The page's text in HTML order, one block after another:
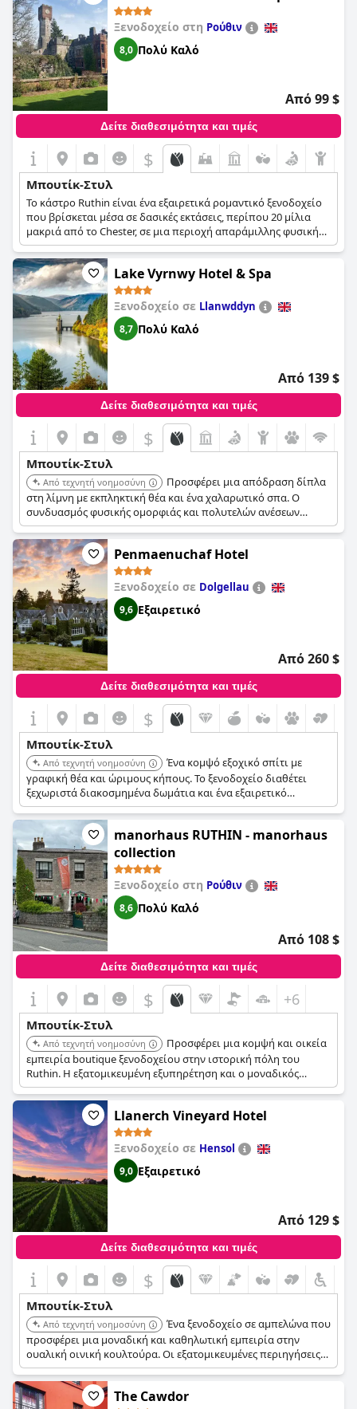
Ξενοδοχείο στη Ρούθιν
8,0 Πολύ Καλό
Από 99 $
Δείτε διαθεσιμότητα και τιμές
$
Μπουτίκ-Στυλ
Το κάστρο Ruthin είναι ένα εξαιρετικά ρομαντικό ξενοδοχείο
που βρίσκεται μέσα σε δασικές εκτάσεις, περίπου 20 μίλια
μακριά από το Chester, σε μια περιοχή απαράμιλλης φυσικής
ομορφιάς.
Lake Vyrnwy Hotel & Spa
Ξενοδοχείο σε Llanwddyn
8,7 Πολύ Καλό
Από 139 $
Δείτε διαθεσιμότητα και τιμές
$
Μπουτίκ-Στυλ
Από τεχνητή νοημοσύνη
Προσφέρει μια απόδραση δίπλα
στη λίμνη με εκπληκτική θέα και ένα χαλαρωτικό σπα. Ο
συνδυασμός φυσικής ομορφιάς και πολυτελών ανέσεων
δημιουργεί μια εξατομικευμένη και ήρεμη εμπειρία.
Penmaenuchaf Hotel
Ξενοδοχείο σε Dolgellau
9,6 Εξαιρετικό
Από 260 $
Δείτε διαθεσιμότητα και τιμές
$
Μπουτίκ-Στυλ
Από τεχνητή νοημοσύνη
Ένα κομψό εξοχικό σπίτι με
γραφική θέα και ώριμους κήπους. Το ξενοδοχείο διαθέτει
ξεχωριστά διακοσμημένα δωμάτια και ένα εξαιρετικό
εστιατόριο, προσφέροντας μια κομψή και εξατομικευμένη
διαμονή. Η προσοχή στη λεπτομέρεια και η ποιότητα των
υπηρεσιών είναι εξαιρετικές.manorhaus RUTHIN - manorhaus
collection
Ξενοδοχείο στη Ρούθιν
8,6 Πολύ Καλό
Από 108 $
Δείτε διαθεσιμότητα και τιμές
$ +6
Μπουτίκ-Στυλ
Από τεχνητή νοημοσύνη
Προσφέρει μια κομψή και οικεία
εμπειρία boutique ξενοδοχείου στην ιστορική πόλη του
Ruthin. Η εξατομικευμένη εξυπηρέτηση και ο μοναδικός
σχεδιασμός δημιουργούν μια αξέχαστη και εκλεπτυσμένη
διαμονή.
Llanerch Vineyard Hotel
Ξενοδοχείο σε Hensol
9,0 Εξαιρετικό
Από 129 $
Δείτε διαθεσιμότητα και τιμές
$
Μπουτίκ-Στυλ
Από τεχνητή νοημοσύνη
Ένα ξενοδοχείο σε αμπελώνα που
προσφέρει μια μοναδική και καθηλωτική εμπειρία στην
ουαλική οινική κουλτούρα. Οι εξατομικευμένες περιηγήσεις
και γευσιγνωσίες, σε συνδυασμό με πολυτελή καταλύματα,
δημιουργούν μια αξέχαστη διαμονή.
The Cawdor